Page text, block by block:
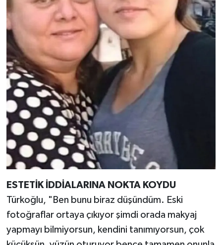
ESTETİK İDDİALARINA NOKTA KOYDU
Türkoğlu, "Ben bunu biraz düşündüm. Eski
fotoğraflar ortaya çıkıyor şimdi orada makyaj
yapmayı bilmiyorsun, kendini tanımıyorsun, çok